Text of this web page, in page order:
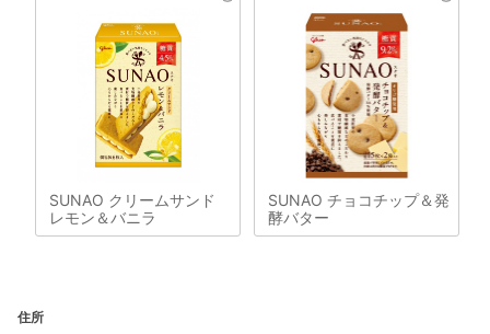
SUNAO クリームサンド
レモン＆バニラ
SUNAO チョコチップ＆発
酵バター
住所